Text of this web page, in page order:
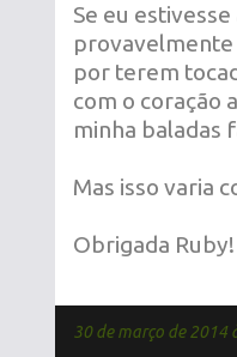
Se eu
por terem
com o coração
minha baladas
Mas isso varia
Obrigada Ruby!
30 de março de 2014